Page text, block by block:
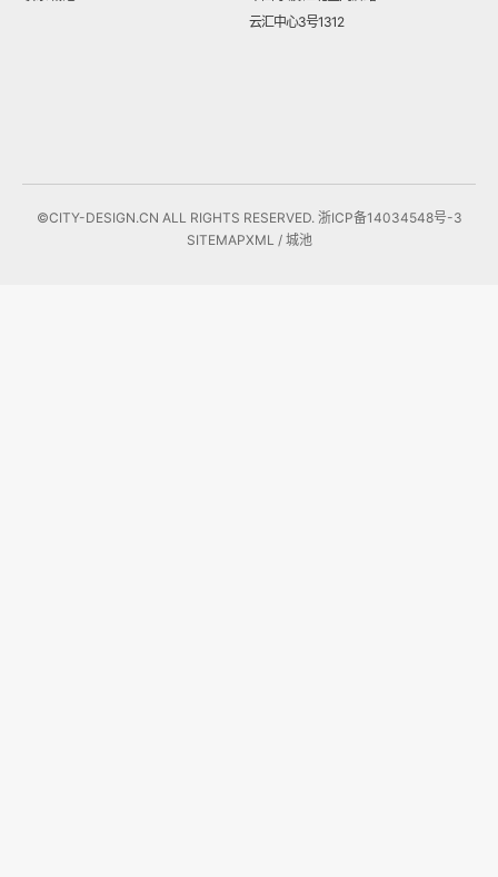
云汇中心3号1312
©CITY-DESIGN.CN ALL RIGHTS RESERVED. 浙ICP备14034548号-3
SITEMAPXML / 城池